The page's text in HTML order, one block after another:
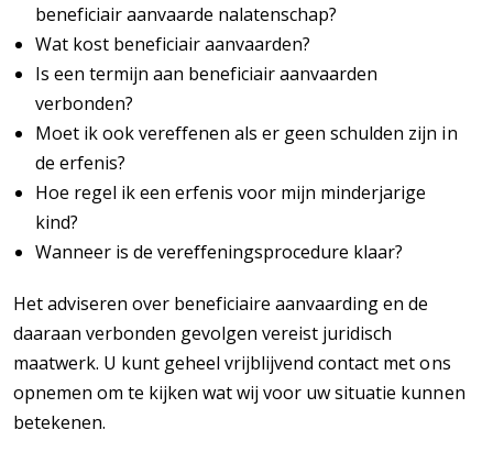
beneficiair aanvaarde nalatenschap?
Wat kost beneficiair aanvaarden?
Is een termijn aan beneficiair aanvaarden
verbonden?
Moet ik ook vereffenen als er geen schulden zijn in
de erfenis?
Hoe regel ik een erfenis voor mijn minderjarige
kind?
Wanneer is de vereffeningsprocedure klaar?
Het adviseren over beneficiaire aanvaarding en de
daaraan verbonden gevolgen vereist juridisch
maatwerk. U kunt geheel vrijblijvend contact met ons
opnemen om te kijken wat wij voor uw situatie kunnen
betekenen.